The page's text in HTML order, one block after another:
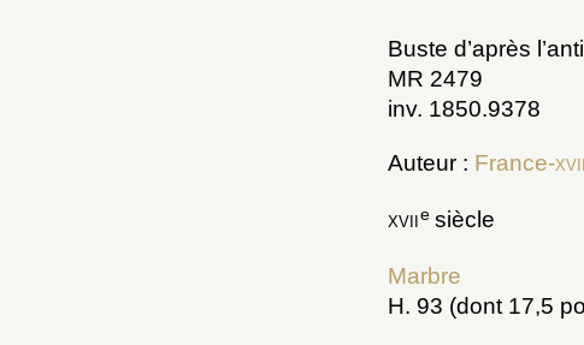
Buste d’après
MR 2479
inv. 1850.9378
Auteur : France-xvii
xviiesiècle
Marbre
H. 93 (dont 17,5